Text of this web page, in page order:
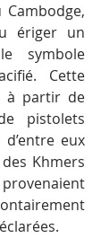
ériger un
symbole
Cette
à partir de
pistolets
eux
Khmers